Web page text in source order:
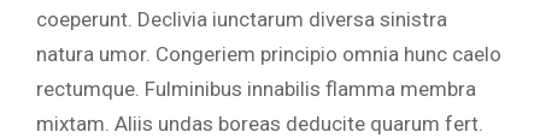
coeperunt. Declivia iunctarum diversa sinistra
natura umor. Congeriem principio omnia hunc caelo
rectumque. Fulminibus innabilis flamma membra
mixtam. Aliis undas boreas deducite quarum fert.